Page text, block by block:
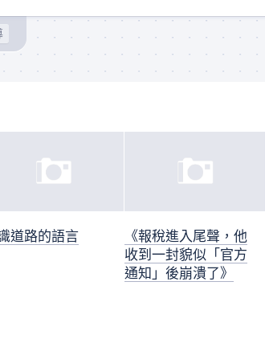
道路的語言
《報稅進入尾聲，他
收到一封貌似「官方
通知」後崩潰了》